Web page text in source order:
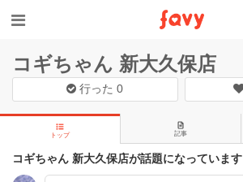
コギちゃん 新大久保店
行った0
トップ 記事
コギちゃん 新大久保店が話題になっています